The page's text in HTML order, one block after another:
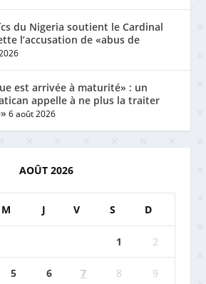
du Nigeria soutient le Cardinal
l’accusation de «abus de
est arrivée à maturité» : un
appelle à ne plus la traiter
6 août 2026
AOÛT 2026
M J V S D
1 2
5 6 7 8 9